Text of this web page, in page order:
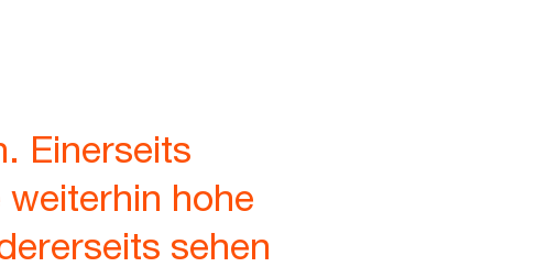
Einerseits
hohe
sehen